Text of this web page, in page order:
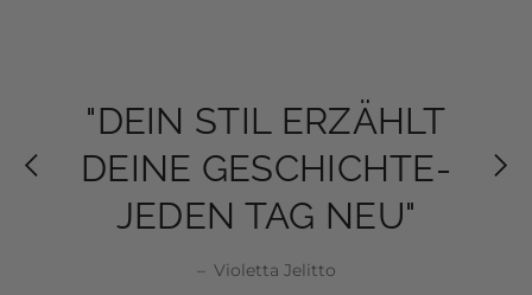
"DEIN STIL ERZÄHLT
DEINE GESCHICHTE-
JEDEN TAG NEU"
Violetta Jelitto
"MODE IST NICHT
NUR KLEIDUNG,
SONDERN EIN STÜCK
SELBSTBEWUSSTSEIN"
"DEIN STIL ERZÄHLT
DEINE GESCHICHTE-
JEDEN TAG NEU"
– Violetta Jelitto
"MODE IST NICHT
NUR KLEIDUNG,
SONDERN EIN STÜCK
SELBSTBEWUSSTSEIN"